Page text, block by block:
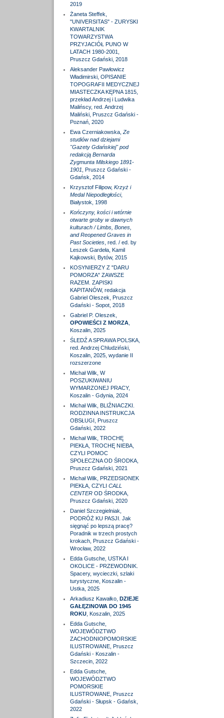
2019
Żaneta Steffek,
"UNIVERSITAS" - ZURYSKI
KWARTALNIK
TOWARZYSTWA
PRZYJACIÓŁ PUNO W
LATACH 1980-2001,
Pruszcz Gdański, 2018
Aleksander Pawłowicz
Władimirski, OPISANIE
TOPOGRAFII MEDYCZNEJ
MIASTECZKA KĘPNA 1815,
przekład Andrzej i Ludwika
Malińscy, red. Andrzej
Maliński, Pruszcz Gdański -
Poznań, 2020
Ewa Czerniakowska, Ze
studiów nad dziejami
"Gazety Gdańskiej" pod
redakcją Bernarda
Zygmunta Milskiego 1891-
1901 , Pruszcz Gdański -
Gdańsk, 2014
Krzysztof Filipow, Krzyż i
Medal Niepodległości,
Białystok, 1998
Kończyny, kości i wtórnie
otwarte groby w dawnych
kulturach / Limbs, Bones,
and Reopened Graves in
Past Societies, red. / ed. by
Leszek Gardeła, Kamil
Kajkowski, Bytów, 2015
KOSYNIERZY Z "DARU
POMORZA" ZAWSZE
RAZEM. ZAPISKI
KAPITANÓW, redakcja
Gabriel Oleszek, Pruszcz
Gdański - Sopot, 2018
Gabriel P. Oleszek,
OPOWIEŚCI Z MORZA,
Koszalin, 2025
ŚLEDŹ A SPRAWA POLSKA,
red. Andrzej Chludziński,
Koszalin, 2025, wydanie II
rozszerzone
Michał Wilk, W
POSZUKIWANIU
WYMARZONEJ PRACY,
Koszalin - Gdynia, 2024
Michał Wilk, BLIŹNIACZKI.
RODZINNA INSTRUKCJA
OBSŁUGI, Pruszcz
Gdański, 2022
Michał Wilk, TROCHĘ
PIEKŁA, TROCHĘ NIEBA,
CZYLI POMOC
SPOŁECZNA OD ŚRODKA,
Pruszcz Gdański, 2021
Michał Wilk, PRZEDSIONEK
PIEKŁA, CZYLI CALL
CENTEROD ŚRODKA,
Pruszcz Gdański, 2020
Daniel Szczegielniak,
PODRÓŻ KU PASJI. Jak
sięgnąć po lepszą pracę?
Poradnik w trzech prostych
krokach, Pruszcz Gdański -
Wrocław, 2022
Edda Gutsche, USTKA I
OKOLICE - PRZEWODNIK.
Spacery, wycieczki, szlaki
turystyczne, Koszalin -
Ustka, 2025
Arkadiusz Kawałko, DZIEJE
GAŁĘZINOWA DO 1945
ROKU, Koszalin, 2025
Edda Gutsche,
WOJEWÓDZTWO
ZACHODNIOPOMORSKIE
ILUSTROWANE, Pruszcz
Gdański - Koszalin -
Szczecin, 2022
Edda Gutsche,
WOJEWÓDZTWO
POMORSKIE
ILUSTROWANE, Pruszcz
Gdański - Słupsk - Gdańsk,
2022